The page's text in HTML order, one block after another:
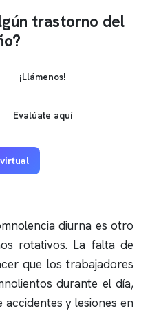
trastorno del
¡Llámenos!
Evalúate aquí
diurna es otro
rotativos. La falta de
que los trabajadores
durante el día,
accidentes y lesiones en